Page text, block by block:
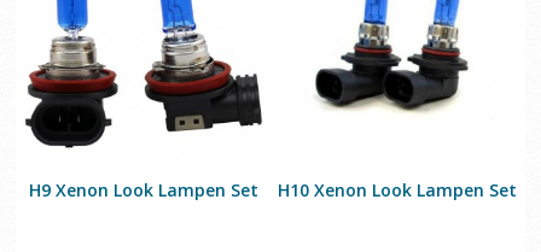
H9 Xenon Look Lampen Set H10 Xenon Look Lampen Set